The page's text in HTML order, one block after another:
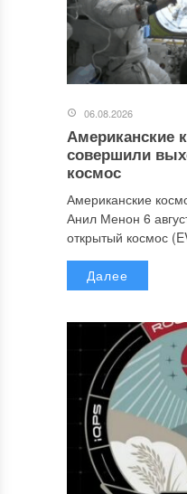
06.08.2026
Американские
совершили
космос
Американские
Анил Менон 6
открытый космос
Далее